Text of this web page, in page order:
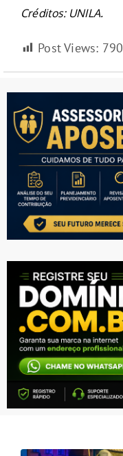
Créditos: UNILA.
Post Views: 790